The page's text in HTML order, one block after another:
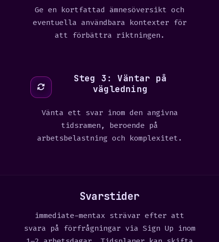
Ge en kortfattad ämnesöversikt och
eventuella användbara kontexter för
att förbättra riktningen.
Steg 3: Väntar på
vägledning
Vänta ett svar inom den angivna
tidsramen, beroende på
arbetsbelastning och komplexitet.
Svarstider
immediate-mentax strävar efter att
svara på förfrågningar via Sign Up inom